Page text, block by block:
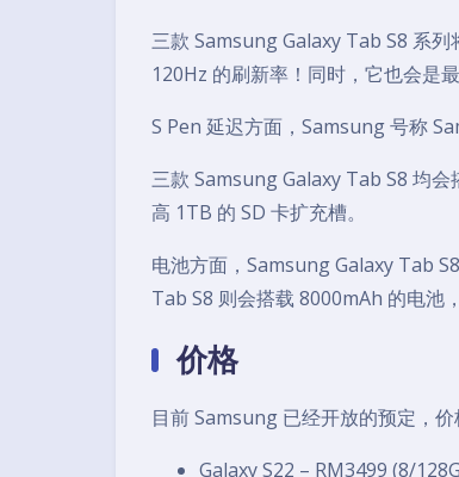
三款 Samsung Galaxy Tab S8 系
120Hz 的刷新率！同时，它也会是
S Pen 延迟方面，Samsung 号称
三款 Samsung Galaxy Tab S8 均
高 1TB 的 SD 卡扩充槽。
电池方面，Samsung Galaxy Tab
Tab S8 则会搭载 8000mAh 的电池
价格
目前 Samsung 已经开放的预定，价
Galaxy S22 – RM3499 (8/